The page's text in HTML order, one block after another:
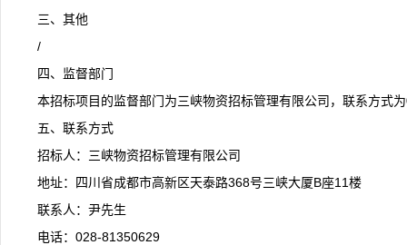
三、其他
/
四、监督部门
本招标项目的监督部门为三峡物资招标管理有限公司，联系方式
五、联系方式
招标人：三峡物资招标管理有限公司
地址：四川省成都市高新区天泰路368号三峡大厦B座11楼
联系人：尹先生
电话：028-81350629